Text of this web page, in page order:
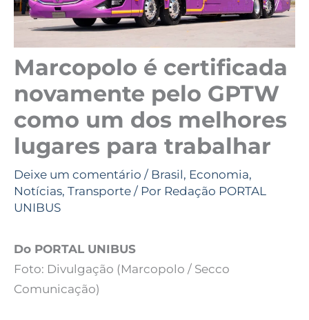
Marcopolo é certificada
novamente pelo GPTW
como um dos melhores
lugares para trabalhar
Deixe um comentário / Brasil, Economia,
Notícias, Transporte / Por Redação PORTAL
UNIBUS
Do PORTAL UNIBUS
Foto: Divulgação (Marcopolo / Secco
Comunicação)